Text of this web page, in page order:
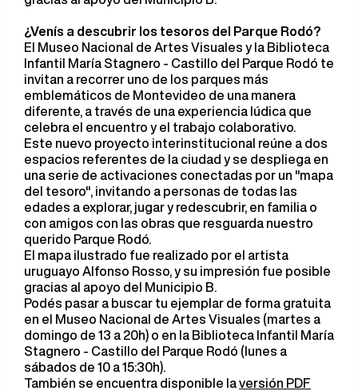
¿Venís a descubrir los tesoros del Parque Rodó?
El Museo Nacional de Artes Visuales y la Biblioteca
Infantil María Stagnero - Castillo del Parque Rodó te
invitan a recorrer uno de los parques más
emblemáticos de Montevideo de una manera
diferente, a través de una experiencia lúdica que
celebra el encuentro y el trabajo colaborativo.
Este nuevo proyecto interinstitucional reúne a dos
espacios referentes de la ciudad y se despliega en
una serie de activaciones conectadas por un "mapa
del tesoro", invitando a personas de todas las
edades a explorar, jugar y redescubrir, en familia o
con amigos con las obras que resguarda nuestro
querido Parque Rodó.
El mapa ilustrado fue realizado por el artista
uruguayo Alfonso Rosso, y su impresión fue posible
gracias al apoyo del Municipio B.
Podés pasar a buscar tu ejemplar de forma gratuita
en el Museo Nacional de Artes Visuales (martes a
domingo de 13 a 20h) o en la Biblioteca Infantil María
Stagnero - Castillo del Parque Rodó (lunes a
sábados de 10 a 15:30h).
También se encuentra disponible la versión PDF